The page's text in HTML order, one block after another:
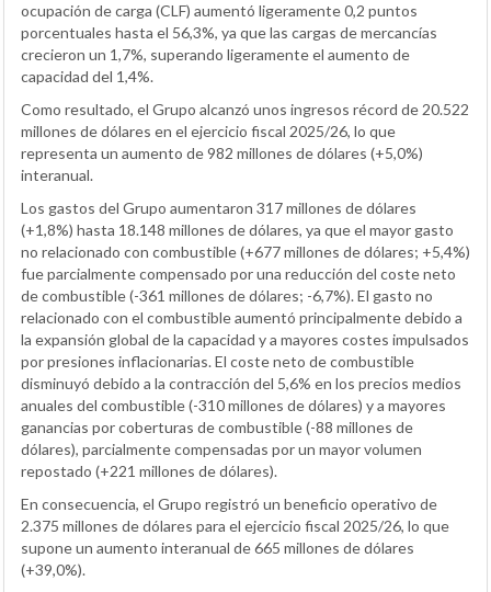
ocupación de carga (CLF) aumentó ligeramente 0,2 puntos
porcentuales hasta el 56,3%, ya que las cargas de mercancías
crecieron un 1,7%, superando ligeramente el aumento de
capacidad del 1,4%.
Como resultado, el Grupo alcanzó unos ingresos récord de 20.522
millones de dólares en el ejercicio fiscal 2025/26, lo que
representa un aumento de 982 millones de dólares (+5,0%)
interanual.
Los gastos del Grupo aumentaron 317 millones de dólares
(+1,8%) hasta 18.148 millones de dólares, ya que el mayor gasto
no relacionado con combustible (+677 millones de dólares; +5,4%)
fue parcialmente compensado por una reducción del coste neto
de combustible (-361 millones de dólares; -6,7%). El gasto no
relacionado con el combustible aumentó principalmente debido a
la expansión global de la capacidad y a mayores costes impulsados
por presiones inflacionarias. El coste neto de combustible
disminuyó debido a la contracción del 5,6% en los precios medios
anuales del combustible (-310 millones de dólares) y a mayores
ganancias por coberturas de combustible (-88 millones de
dólares), parcialmente compensadas por un mayor volumen
repostado (+221 millones de dólares).
En consecuencia, el Grupo registró un beneficio operativo de
2.375 millones de dólares para el ejercicio fiscal 2025/26, lo que
supone un aumento interanual de 665 millones de dólares
(+39,0%).